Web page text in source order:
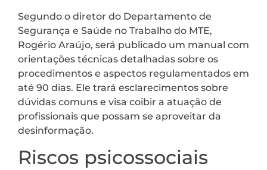
Segundo o diretor do Departamento de
Segurança e Saúde no Trabalho do MTE,
Rogério Araújo, será publicado um manual com
orientações técnicas detalhadas sobre os
procedimentos e aspectos regulamentados em
até 90 dias. Ele trará esclarecimentos sobre
dúvidas comuns e visa coibir a atuação de
profissionais que possam se aproveitar da
desinformação.
Riscos psicossociais